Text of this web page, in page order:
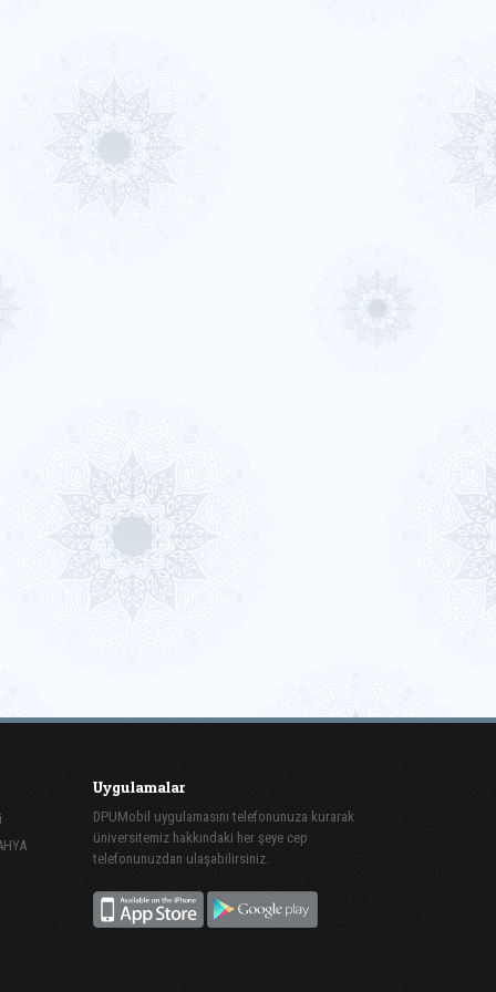
Uygulamalar
DPUMobil uygulamasını telefonunuza kurarak
üniversitemiz hakkındaki her şeye cep
telefonunuzdan ulaşabilirsiniz.